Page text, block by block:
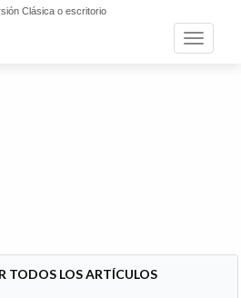
Clásica o escritorio
Toggle
TODOS LOS ARTÍCULOS